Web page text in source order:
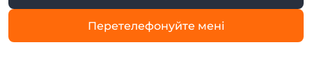
Перетелефонуйте мені